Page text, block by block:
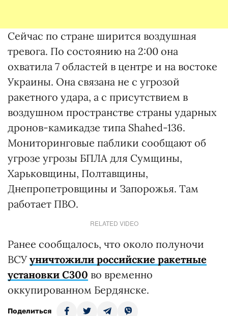
Сейчас по стране ширится воздушная
тревога. По состоянию на 2:00 она
охватила 7 областей в центре и на востоке
Украины. Она связана не с угрозой
ракетного удара, а с присутствием в
воздушном пространстве страны ударных
дронов-камикадзе типа Shahed-136.
Мониторинговые паблики сообщают об
угрозе угрозы БПЛА для Сумщины,
Харьковщины, Полтавщины,
Днепропетровщины и Запорожья. Там
работает ПВО.
RELATED VIDEO
Ранее сообщалось, что около полуночи
ВСУуничтожили российские ракетные
установки С300 во временно
оккупированном Бердянске.
Поделиться